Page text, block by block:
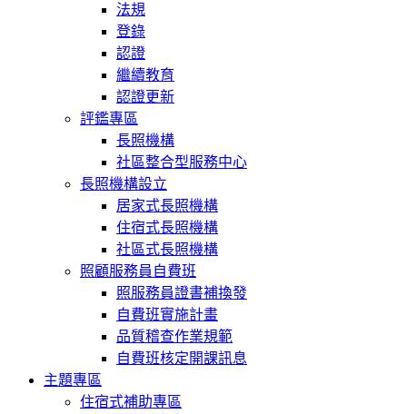
法規
登錄
認證
繼續教育
認證更新
評鑑專區
長照機構
社區整合型服務中心
長照機構設立
居家式長照機構
住宿式長照機構
社區式長照機構
照顧服務員自費班
照服務員證書補換發
自費班實施計畫
品質稽查作業規範
自費班核定開課訊息
主題專區
住宿式補助專區